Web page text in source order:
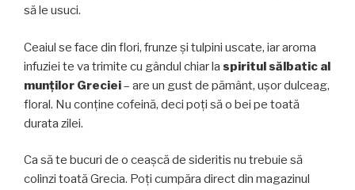
să le usuci.
Ceaiul se face din flori, frunze și tulpini uscate, iar aroma
infuziei te va trimite cu gândul chiar la spiritul sălbatic al
munților Greciei– are un gust de pământ, ușor dulceag,
floral. Nu conține cofeină, deci poți să o bei pe toată
durata zilei.
Ca să te bucuri de o ceașcă de sideritis nu trebuie să
colinzi toată Grecia. Poți cumpăra direct din magazinul